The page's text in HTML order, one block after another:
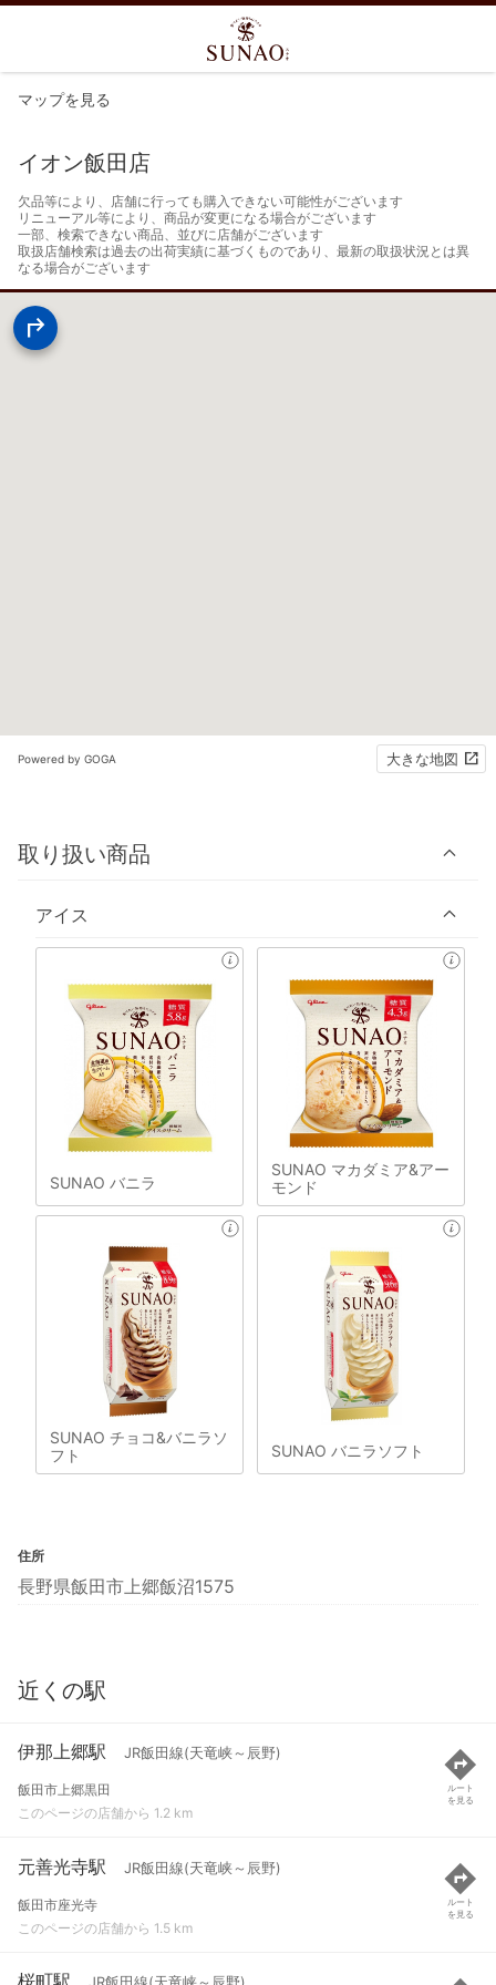
マップを見る
イオン飯田店
欠品等により、店舗に行っても購入できない可能性がございます
リニューアル等により、商品が変更になる場合がございます
一部、検索できない商品、並びに店舗がございます
取扱店舗検索は過去の出荷実績に基づくものであり、最新の取扱状況とは異
なる場合がございます
Powered by GOGA 大きな地図
取り扱い商品
アイス
SUNAO バニラ
SUNAO マカダミア&アー
モンド
SUNAO チョコ&バニラソ
フト
SUNAO バニラソフト
住所
長野県飯田市上郷飯沼1575
近くの駅
伊那上郷駅 JR飯田線(天竜峡～辰野)
飯田市上郷黒田
このページの店舗から 1.2 km
ルート
を見る
元善光寺駅 JR飯田線(天竜峡～辰野)
飯田市座光寺
このページの店舗から 1.5 km
ルート
を見る
桜町駅